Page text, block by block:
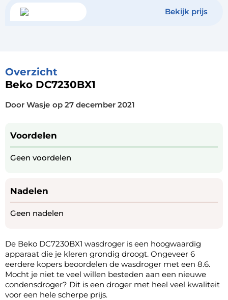
Bekijk prijs
Overzicht
Beko DC7230BX1
Door Wasje op 27 december 2021
Voordelen
Geen voordelen
Nadelen
Geen nadelen
De Beko DC7230BX1 wasdroger is een hoogwaardig
apparaat die je kleren grondig droogt. Ongeveer 6
eerdere kopers beoordelen de wasdroger met een 8.6.
Mocht je niet te veel willen besteden aan een nieuwe
condensdroger? Dit is een droger met heel veel kwaliteit
voor een hele scherpe prijs.